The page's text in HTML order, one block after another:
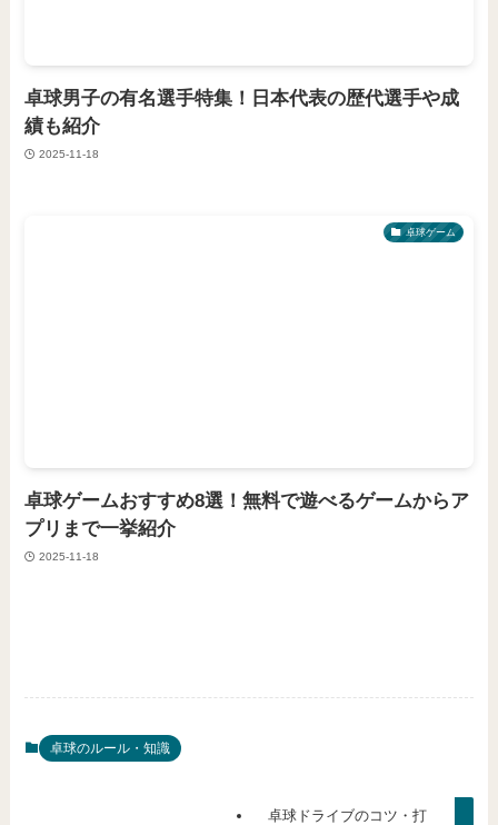
卓球男子の有名選手特集！日本代表の歴代選手や成
績も紹介
2025-11-18
卓球ゲーム
卓球ゲームおすすめ8選！無料で遊べるゲームからア
プリまで一挙紹介
2025-11-18
卓球のルール・知識
卓球ドライブのコツ・打